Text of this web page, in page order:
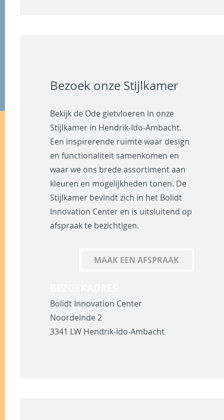
Bezoek onze Stijlkamer
Bekijk de Ode gietvloeren in onze
Stijlkamer in Hendrik-Ido-Ambacht.
Een inspirerende ruimte waar design
en functionaliteit samenkomen en
waar we ons brede assortiment aan
kleuren en mogelijkheden tonen. De
Stijlkamer bevindt zich in het Bolidt
Innovation Center en is uitsluitend op
afspraak te bezichtigen.
MAAK EEN AFSPRAAK
Bolidt Innovation Center
Noordeinde 2
3341 LW Hendrik-Ido-Ambacht